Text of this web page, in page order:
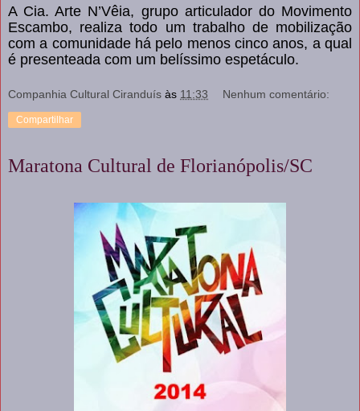
A Cia. Arte N’Vêia, grupo articulador do Movimento
Escambo, realiza todo um trabalho de mobilização
com a comunidade há pelo menos cinco anos, a qual
é presenteada com um belíssimo espetáculo.
Companhia Cultural Ciranduís às 11:33 Nenhum comentário:
Compartilhar
Maratona Cultural de Florianópolis/SC